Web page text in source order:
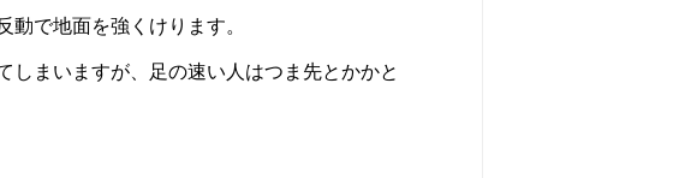
動で地面を強くけります。
しまいますが、足の速い人はつま先とかかと